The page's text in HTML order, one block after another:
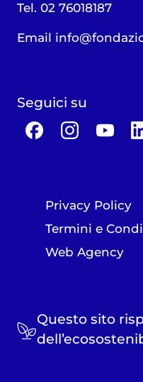
Tel. 02 76018187
Email
Seguici su
Privacy Policy
Termini e
Web Agency
Questo sito